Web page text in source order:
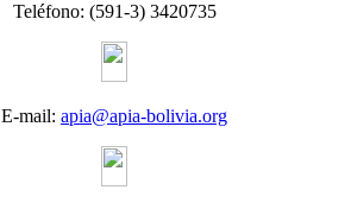
Teléfono: (591-3) 3420735
E-mail: apia@apia-bolivia.org